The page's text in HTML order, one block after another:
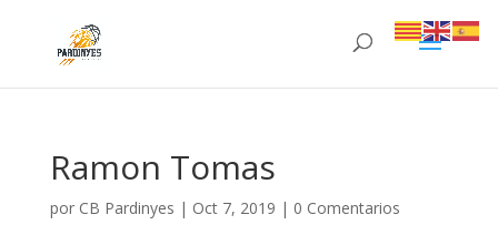
Ramon Tomas
por CB Pardinyes | Oct 7, 2019 | 0 Comentarios